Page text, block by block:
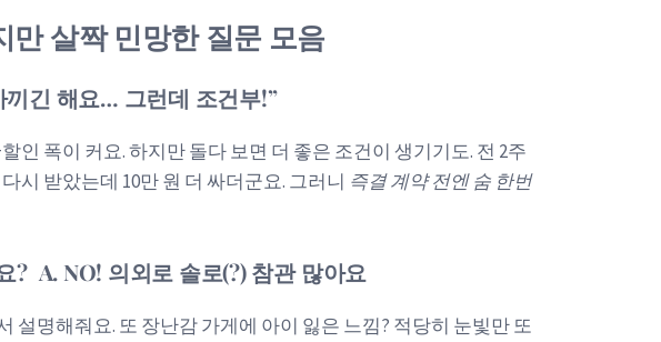
만 살짝 민망한 질문 모음
긴 해요… 그런데 조건부!”
인 폭이 커요. 하지만 돌다 보면 더 좋은 조건이 생기기도. 전 2주
시 받았는데 10만 원 더 싸더군요. 그러니 즉결 계약 전엔 숨 한번
? A. NO! 의외로 솔로(?) 참관 많아요
설명해줘요. 또 장난감 가게에 아이 잃은 느낌? 적당히 눈빛만 또